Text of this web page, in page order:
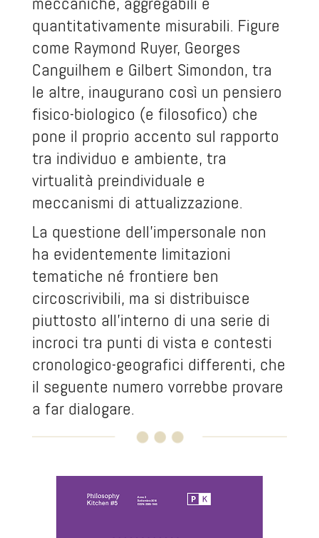
quantitativamente misurabili. Figure
come Raymond Ruyer, Georges
Canguilhem e Gilbert Simondon, tra
le altre, inaugurano così un pensiero
fisico-biologico (e filosofico) che
pone il proprio accento sul rapporto
tra individuo e ambiente, tra
virtualità preindividuale e
meccanismi di attualizzazione.
La questione dell’impersonale non
ha evidentemente limitazioni
tematiche né frontiere ben
circoscrivibili, ma si distribuisce
piuttosto all’interno di una serie di
incroci tra punti di vista e contesti
cronologico-geografici differenti, che
il seguente numero vorrebbe provare
a far dialogare.